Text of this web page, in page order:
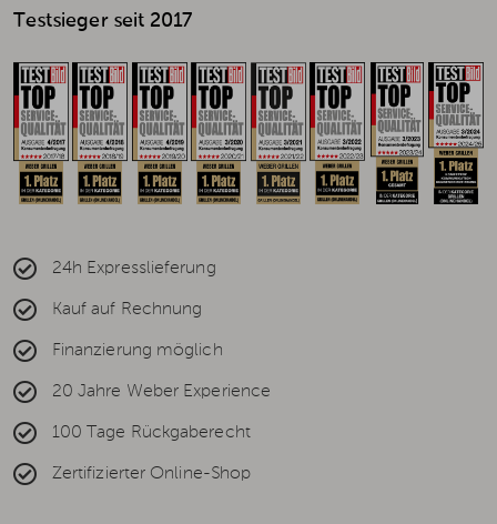
Testsieger seit 2017
24h Expresslieferung
Kauf auf Rechnung
Finanzierung möglich
20 Jahre Weber Experience
100 Tage Rückgaberecht
Zertifizierter Online-Shop